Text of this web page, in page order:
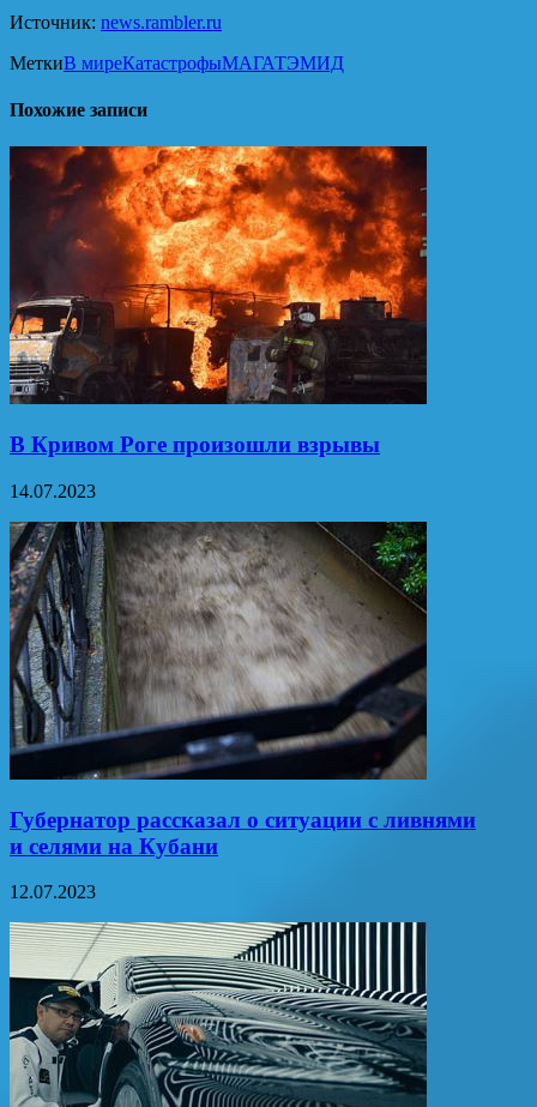
Источник: news.rambler.ru
МеткиВ миреКатастрофыМАГАТЭМИД
Похожие записи
В Кривом Роге произошли взрывы
14.07.2023
Губернатор рассказал о ситуации с ливнями
и селями на Кубани
12.07.2023